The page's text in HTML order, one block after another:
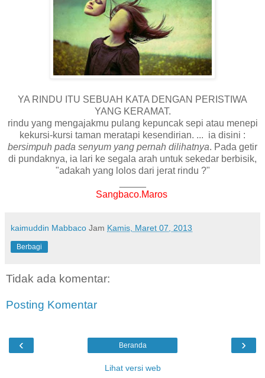
YA RINDU ITU SEBUAH KATA DENGAN PERISTIWA
YANG KERAMAT.
rindu yang mengajakmu pulang kepuncak sepi atau menepi
kekursi-kursi taman meratapi kesendirian. ... ia disini :
bersimpuh pada senyum yang pernah dilihatnya. Pada getir
di pundaknya, ia lari ke segala arah untuk sekedar berbisik,
"adakah yang lolos dari jerat rindu ?"
Sangbaco.Maros
kaimuddin Mabbaco Jam Kamis, Maret 07, 2013
Berbagi
Tidak ada komentar:
Posting Komentar
‹ ›
Beranda
Lihat versi web